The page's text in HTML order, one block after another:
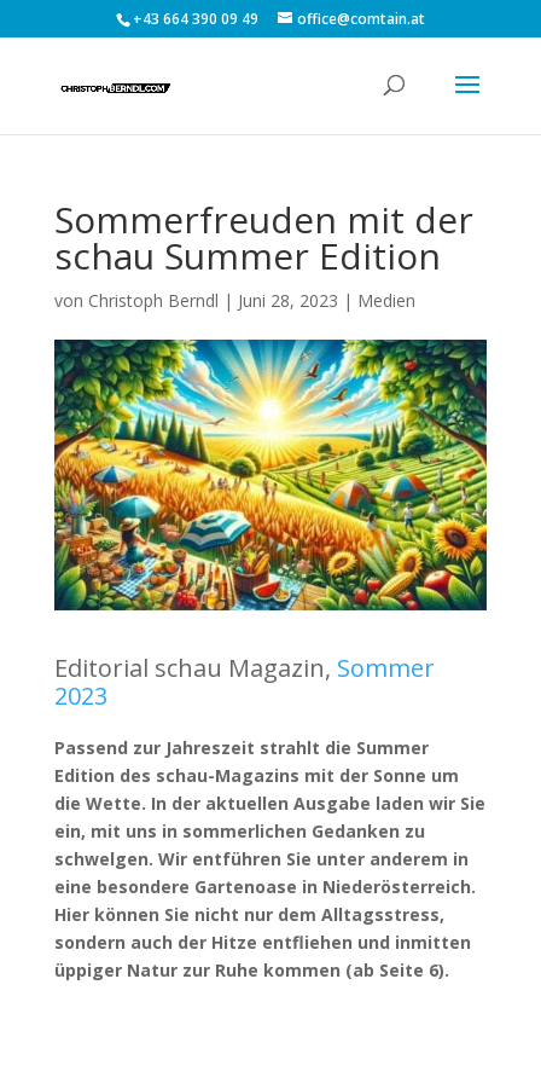
+43 664 390 09 49 office@comtain.at
Sommerfreuden mit der
schau Summer Edition
von Christoph Berndl | Juni 28, 2023 | Medien
Editorial schau Magazin, Sommer
2023
Passend zur Jahreszeit strahlt die Summer
Edition des schau-Magazins mit der Sonne um
die Wette. In der aktuellen Ausgabe laden wir Sie
ein, mit uns in sommerlichen Gedanken zu
schwelgen. Wir entführen Sie unter anderem in
eine besondere Gartenoase in Niederösterreich.
Hier können Sie nicht nur dem Alltagsstress,
sondern auch der Hitze entfliehen und inmitten
üppiger Natur zur Ruhe kommen (ab Seite 6).